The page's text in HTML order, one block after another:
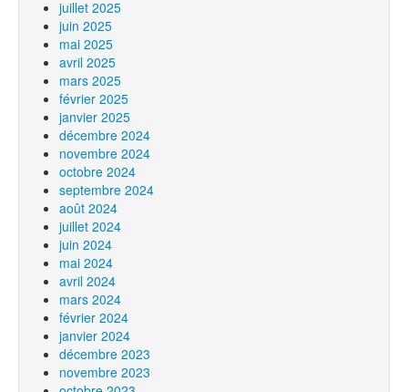
juillet 2025
juin 2025
mai 2025
avril 2025
mars 2025
février 2025
janvier 2025
décembre 2024
novembre 2024
octobre 2024
septembre 2024
août 2024
juillet 2024
juin 2024
mai 2024
avril 2024
mars 2024
février 2024
janvier 2024
décembre 2023
novembre 2023